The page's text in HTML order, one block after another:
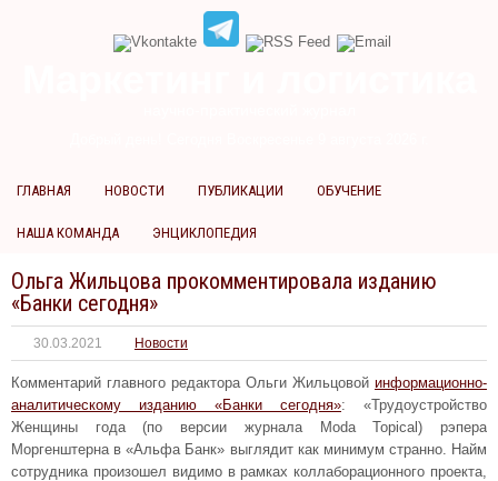
ГЛАВНАЯ НОВОСТИ ПУБЛИКАЦИИ ОБУЧЕНИЕ
НАША КОМАНДА ЭНЦИКЛОПЕДИЯ
Ольга Жильцова прокомментировала изданию
«Банки сегодня»
30.03.2021 Новости
Комментарий главного редактора Ольги Жильцовой информационно-
аналитическому изданию «Банки сегодня»: «Трудоустройство
Женщины года (по версии журнала Moda Topical) рэпера
Моргенштерна в «Альфа Банк» выглядит как минимум странно. Найм
сотрудника произошел видимо в рамках коллаборационного проекта,